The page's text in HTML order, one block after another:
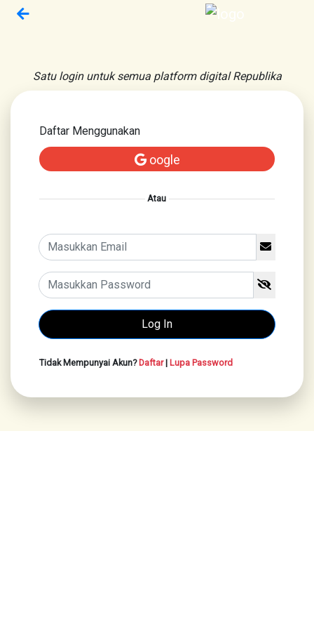
Satu login untuk semua platform digital Republika
Daftar Menggunakan
oogle
Atau
Tidak Mempunyai Akun?Daftar| Lupa Password